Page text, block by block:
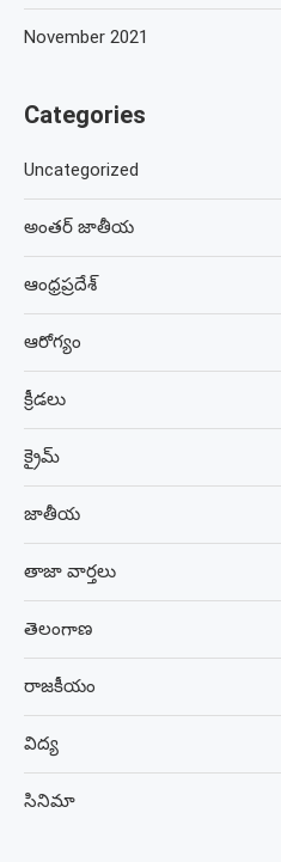
November 2021
Categories
Uncategorized
అంతర్ జాతీయ
ఆంధ్రప్రదేశ్
ఆరోగ్యం
క్రీడలు
క్రైమ్
జాతీయ
తాజా వార్తలు
తెలంగాణ
రాజకీయం
విద్య
సినిమా